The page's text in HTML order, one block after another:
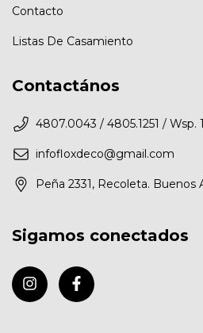
Contacto
Listas De Casamiento
Contactános
4807.0043 / 4805.1251 / Wsp.
infofloxdeco@gmail.com
Peña 2331, Recoleta. Buenos
Sigamos conectados